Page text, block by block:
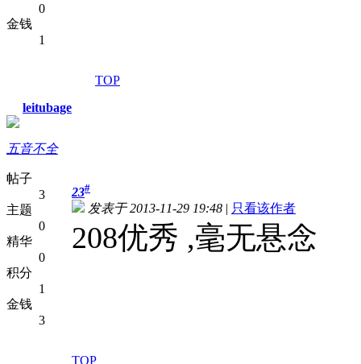
0
金钱
1
TOP
leitubage
五音不全
帖子
3
主题
0
精华
0
积分
1
金钱
3
23#
发表于 2013-11-29 19:48 | 只看该作者
208优秀 ,毫无悬念
TOP